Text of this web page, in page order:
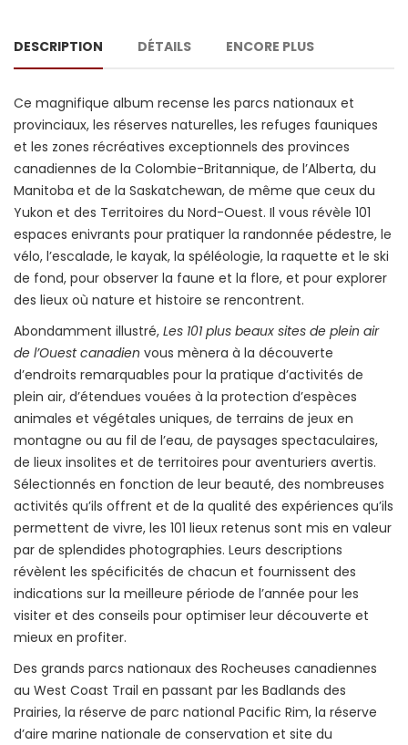
DESCRIPTION DÉTAILS ENCORE PLUS
Ce magnifique album recense les parcs nationaux et
provinciaux, les réserves naturelles, les refuges fauniques
et les zones récréatives exceptionnels des provinces
canadiennes de la Colombie-Britannique, de l’Alberta, du
Manitoba et de la Saskatchewan, de même que ceux du
Yukon et des Territoires du Nord-Ouest. Il vous révèle 101
espaces enivrants pour pratiquer la randonnée pédestre, le
vélo, l’escalade, le kayak, la spéléologie, la raquette et le ski
de fond, pour observer la faune et la flore, et pour explorer
des lieux où nature et histoire se rencontrent.
Abondamment illustré, Les 101 plus beaux sites de plein air
de l’Ouest canadien vous mènera à la découverte
d’endroits remarquables pour la pratique d’activités de
plein air, d’étendues vouées à la protection d’espèces
animales et végétales uniques, de terrains de jeux en
montagne ou au fil de l’eau, de paysages spectaculaires,
de lieux insolites et de territoires pour aventuriers avertis.
Sélectionnés en fonction de leur beauté, des nombreuses
activités qu’ils offrent et de la qualité des expériences qu’ils
permettent de vivre, les 101 lieux retenus sont mis en valeur
par de splendides photographies. Leurs descriptions
révèlent les spécificités de chacun et fournissent des
indications sur la meilleure période de l’année pour les
visiter et des conseils pour optimiser leur découverte et
mieux en profiter.
Des grands parcs nationaux des Rocheuses canadiennes
au West Coast Trail en passant par les Badlands des
Prairies, la réserve de parc national Pacific Rim, la réserve
d’aire marine nationale de conservation et site du